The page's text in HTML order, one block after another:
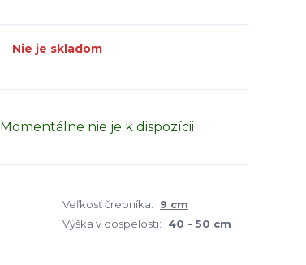
Nie je skladom
Momentálne nie je k dispozícii
Veľkosť črepníka:
9 cm
Výška v dospelosti: 40 - 50 cm